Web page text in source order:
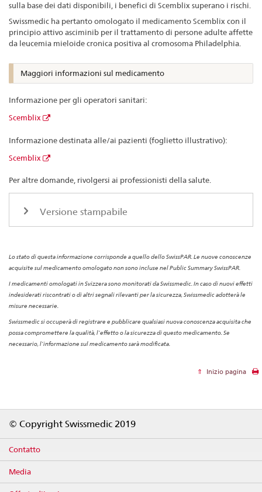
sulla base dei dati disponibili, i benefici di Scemblix superano i rischi.
Swissmedic ha pertanto omologato il medicamento Scemblix con il
principio attivo asciminib per il trattamento di persone adulte affette
da leucemia mieloide cronica positiva al cromosoma Philadelphia.
Maggiori informazioni sul medicamento
Informazione per gli operatori sanitari:
Scemblix
Informazione destinata alle/ai pazienti (foglietto illustrativo):
Scemblix
Per altre domande, rivolgersi ai professionisti della salute.
Versione stampabile
Lo stato di questa informazione corrisponde a quello dello SwissPAR. Le nuove conoscenze
acquisite sul medicamento omologato non sono incluse nel Public Summary SwissPAR.
I medicamenti omologati in Svizzera sono monitorati da Swissmedic. In caso di nuovi effetti
indesiderati riscontrati o di altri segnali rilevanti per la sicurezza, Swissmedic adotterà le
misure necessarie.
Swissmedic si occuperà di registrare e pubblicare qualsiasi nuova conoscenza acquisita che
possa compromettere la qualità, l’effetto o la sicurezza di questo medicamento. Se
necessario, l’informazione sul medicamento sarà modificata.
Inizio pagina
© Copyright Swissmedic 2019
Contatto
Media